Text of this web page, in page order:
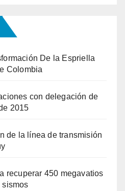
De la Espriella
Colombia
con delegación de
2015
de la línea de transmisión
recuperar 450 megavatios
sismos